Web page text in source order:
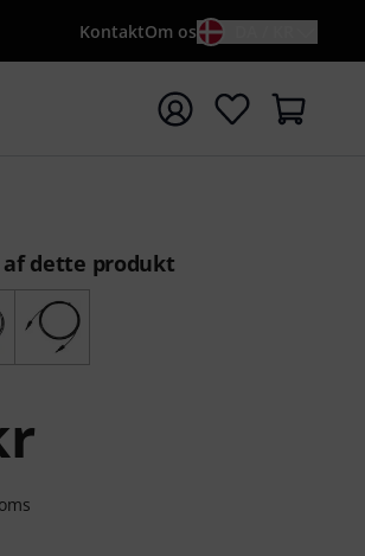
KontaktOm os
{searchTerm}
dette produkt